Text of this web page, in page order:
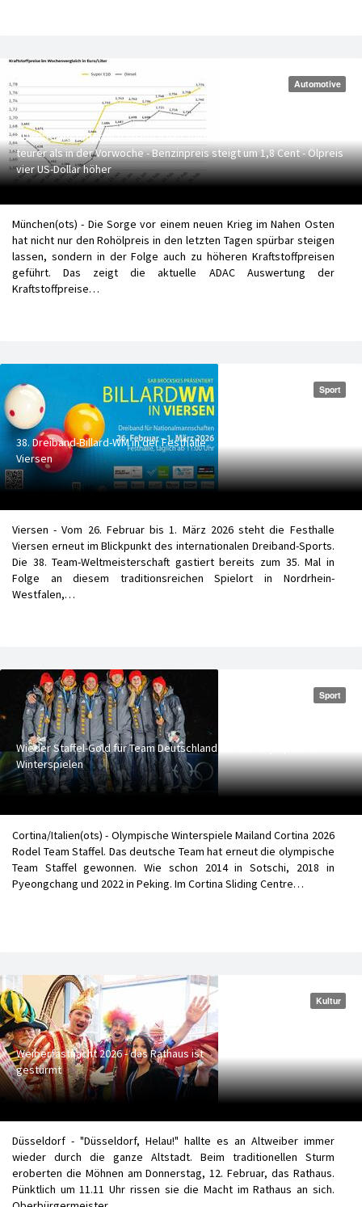
Automotive
ADAC: Kraftstoffpreise so hoch wie zuletzt 2024 - Diesel 3 Cent
teurer als in der Vorwoche - Benzinpreis steigt um 1,8 Cent - Ölpreis
vier US-Dollar höher
München(ots) - Die Sorge vor einem neuen Krieg im Nahen Osten
hat nicht nur den Rohölpreis in den letzten Tagen spürbar steigen
lassen, sondern in der Folge auch zu höheren Kraftstoffpreisen
geführt. Das zeigt die aktuelle ADAC Auswertung der
Kraftstoffpreise…
Sport
38. Dreiband-Billard-WM in der Festhalle
Viersen
Viersen - Vom 26. Februar bis 1. März 2026 steht die Festhalle
Viersen erneut im Blickpunkt des internationalen Dreiband-Sports.
Die 38. Team-Weltmeisterschaft gastiert bereits zum 35. Mal in
Folge an diesem traditionsreichen Spielort in Nordrhein-
Westfalen,…
Sport
Wieder Staffel-Gold für Team Deutschland bei den Olympischen
Winterspielen
Cortina/Italien(ots) - Olympische Winterspiele Mailand Cortina 2026
Rodel Team Staffel. Das deutsche Team hat erneut die olympische
Team Staffel gewonnen. Wie schon 2014 in Sotschi, 2018 in
Pyeongchang und 2022 in Peking. Im Cortina Sliding Centre…
Kultur
Weiberfastnacht 2026 - das Rathaus ist
gestürmt
Düsseldorf - "Düsseldorf, Helau!" hallte es an Altweiber immer
wieder durch die ganze Altstadt. Beim traditionellen Sturm
eroberten die Möhnen am Donnerstag, 12. Februar, das Rathaus.
Pünktlich um 11.11 Uhr rissen sie die Macht im Rathaus an sich.